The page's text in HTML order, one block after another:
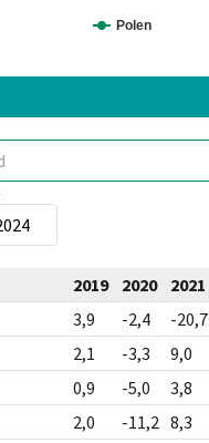
Polen
2019 2020 2021
3,9 -2,4 -20,7
2,1 -3,3 9,0
0,9 -5,0 3,8
2,0 -11,2 8,3